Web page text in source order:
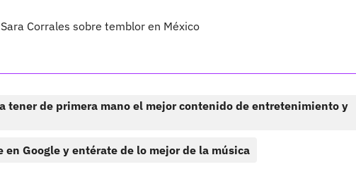
Corrales sobre temblor en México
tener de primera mano el mejor contenido de entretenimiento y
en Google y entérate de lo mejor de la música